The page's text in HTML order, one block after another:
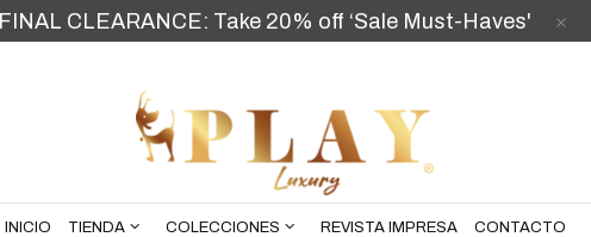
COLECCIONES REVISTA IMPRESA
FINAL CLEARANCE: Take 20% off ‘Sale Must-Haves'
INICIO TIENDA COLECCIONES REVISTA IMPRESA CONTACTO